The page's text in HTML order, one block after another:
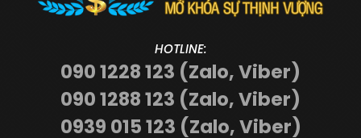
HOTLINE:
090 1228 123 (Zalo, Viber)
090 1288 123 (Zalo, Viber)
0939 015 123 (Zalo, Viber)